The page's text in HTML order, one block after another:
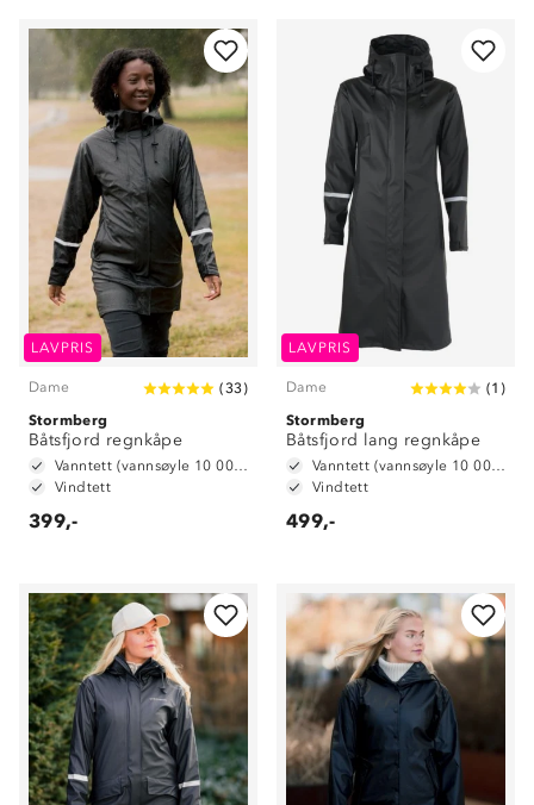
LAVPRIS
Dame (33)
Stormberg
Båtsfjord regnkåpe
Vanntett (vannsøyle 10 000 mm)
Vindtett
399,-
LAVPRIS
Dame (1 )
Stormberg
Båtsfjord lang regnkåpe
Vanntett (vannsøyle 10 000 mm)
Vindtett
499,-